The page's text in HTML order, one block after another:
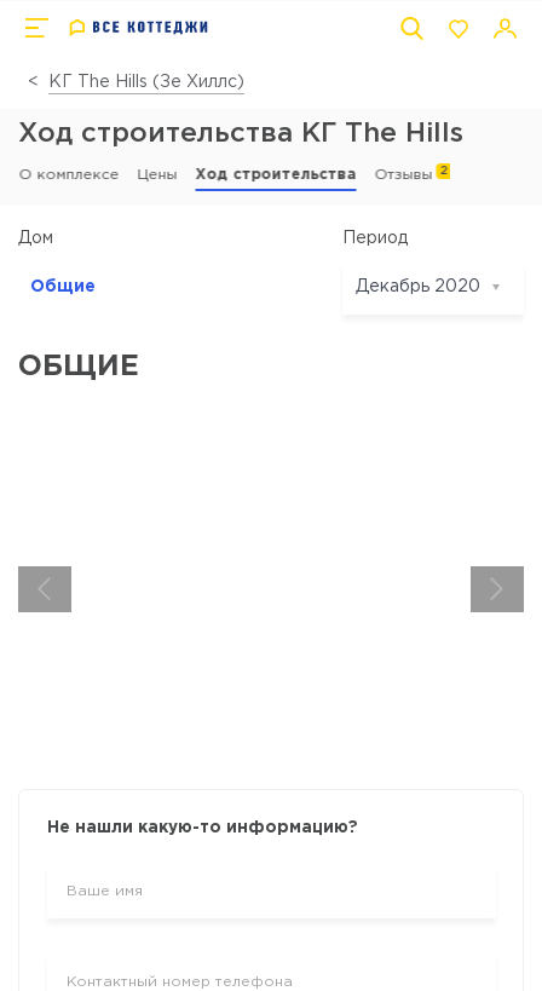
КГ The Hills (Зе Хиллс)
Ход строительства КГ The Hills
О комплексе Цены Ход строительства Отзывы 2
Дом
Общие
Период
Декабрь 2020
ОБЩИЕ
Не нашли какую-то информацию?